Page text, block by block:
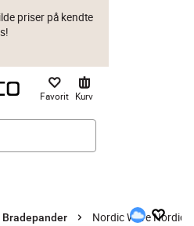
priser på kendte
Favorit Kurv
Bradepander Nordic Ware Nordic